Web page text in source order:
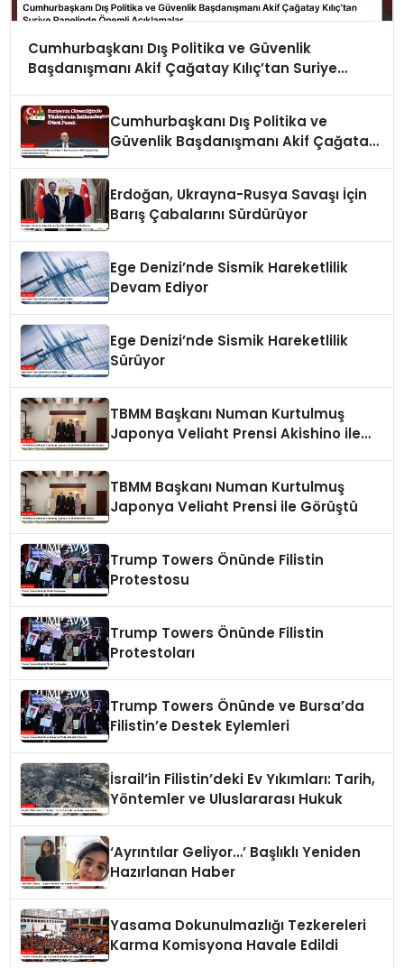
Cumhurbaşkanı Dış Politika ve Güvenlik
Başdanışmanı Akif Çağatay Kılıç’tan Suriye
Cumhurbaşkanı Dış Politika ve
Güvenlik Başdanışmanı Akif Çağatay
Erdoğan, Ukrayna-Rusya Savaşı İçin
Barış Çabalarını Sürdürüyor
Ege Denizi’nde Sismik Hareketlilik
Devam Ediyor
Ege Denizi’nde Sismik Hareketlilik
Sürüyor
TBMM Başkanı Numan Kurtulmuş
Japonya Veliaht Prensi Akishino ile
TBMM Başkanı Numan Kurtulmuş
Japonya Veliaht Prensi ile Görüştü
Trump Towers Önünde Filistin
Protestosu
Trump Towers Önünde Filistin
Protestoları
Trump Towers Önünde ve Bursa’da
Filistin’e Destek Eylemleri
İsrail’in Filistin’deki Ev Yıkımları: Tarih,
Yöntemler ve Uluslararası Hukuk
‘Ayrıntılar Geliyor…’ Başlıklı Yeniden
Hazırlanan Haber
Yasama Dokunulmazlığı Tezkereleri
Karma Komisyona Havale Edildi